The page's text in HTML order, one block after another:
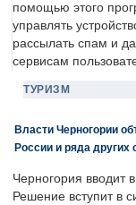
помощью этого
управлять
рассылать спам и
сервисам
ТУРИЗМ
Власти Черногории
России и ряда других
Черногория вводит
Решение вступит в